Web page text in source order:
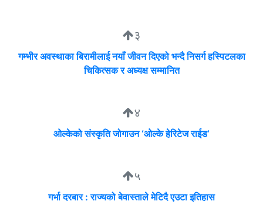
३
गम्भीर अवस्थाका बिरामीलाई नयाँ जीवन दिएको भन्दै निसर्ग हस्पिटलका
चिकित्सक र अध्यक्ष सम्मानित
४
ओल्केको संस्कृति जोगाउन ‘ओल्के हेरिटेज राईड’
५
गर्भा दरबार : राज्यको बेवास्ताले मेटिदै एउटा इतिहास